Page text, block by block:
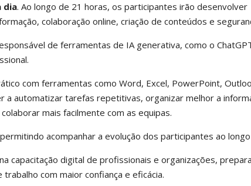
dia. Ao longo de 21 horas, os participantes irão desenvolver
colaboração online, criação de conteúdos e
de ferramentas de IA generativa, como o
com ferramentas como Word, Excel, PowerPoint,
a automatizar tarefas repetitivas, organizar melhor a
mais facilmente com as equipas.
acompanhar a evolução dos participantes ao
capacitação digital de profissionais e organizações,
com maior confiança e eficácia.